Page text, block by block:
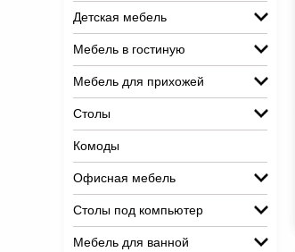
Детская мебель
Мебель в гостиную
Мебель для прихожей
Столы
Комоды
Офисная мебель
Столы под компьютер
Мебель для ванной